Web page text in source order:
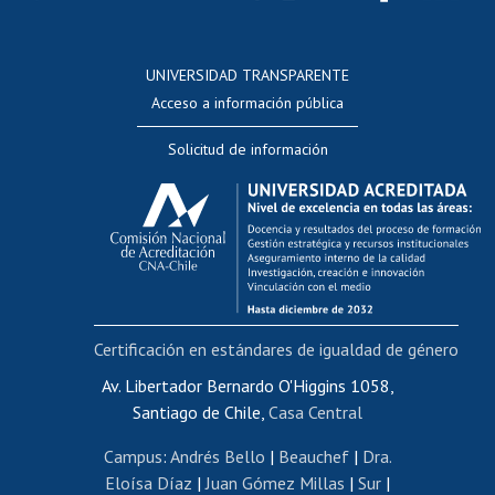
Perfeccionamiento
Editar Portafolio Académico
Evaluación docente
Calificación académica
Postulación al AUCAI
Funcionarias/os
Cursos internos de capacitación
Bienestar del personal
Portal de movilidad interna
Certificado de renta
Certificado de renta honorarios
Editar páginas blancas
UNIVERSIDAD TRANSPARENTE
Acceso a información pública
Solicitud de información
Av. Libertador Bernardo O'Higgins 1058,
Santiago de Chile, Casa Central
Campus: Andrés Bello | Beauchef| Dra.
Eloísa Díaz | Juan Gómez Millas | Sur |
Certificación en estándares de igualdad de género